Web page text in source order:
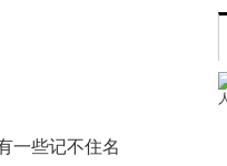
一些记不住名